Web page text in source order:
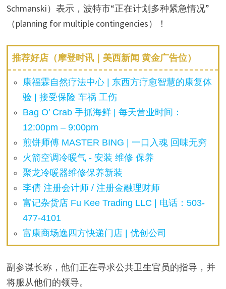
Schmanski）表示，波特市“正在计划多种紧急情况”
（planning for multiple contingencies）！
推荐好店（摩登时讯｜美西新闻 黄金广告位）
康福霖自然疗法中心 | 东西方疗愈智慧的康复体
验 | 接受保险 车祸 工伤
Bag O’ Crab 手抓海鲜 | 每天营业时间：
12:00pm – 9:00pm
煎饼师傅 MASTER BING | 一口入魂 回味无穷
火箭空调冷暖气 - 安装 维修 保养
聚龙冷暖器维修保养新装
李倩 注册会计师 / 注册金融理财师
富记杂货店 Fu Kee Trading LLC | 电话：503-
477-4101
富康商场逸四方快递门店 | 优创公司
副参谋长称，他们正在寻求公共卫生官员的指导，并
将服从他们的领导。